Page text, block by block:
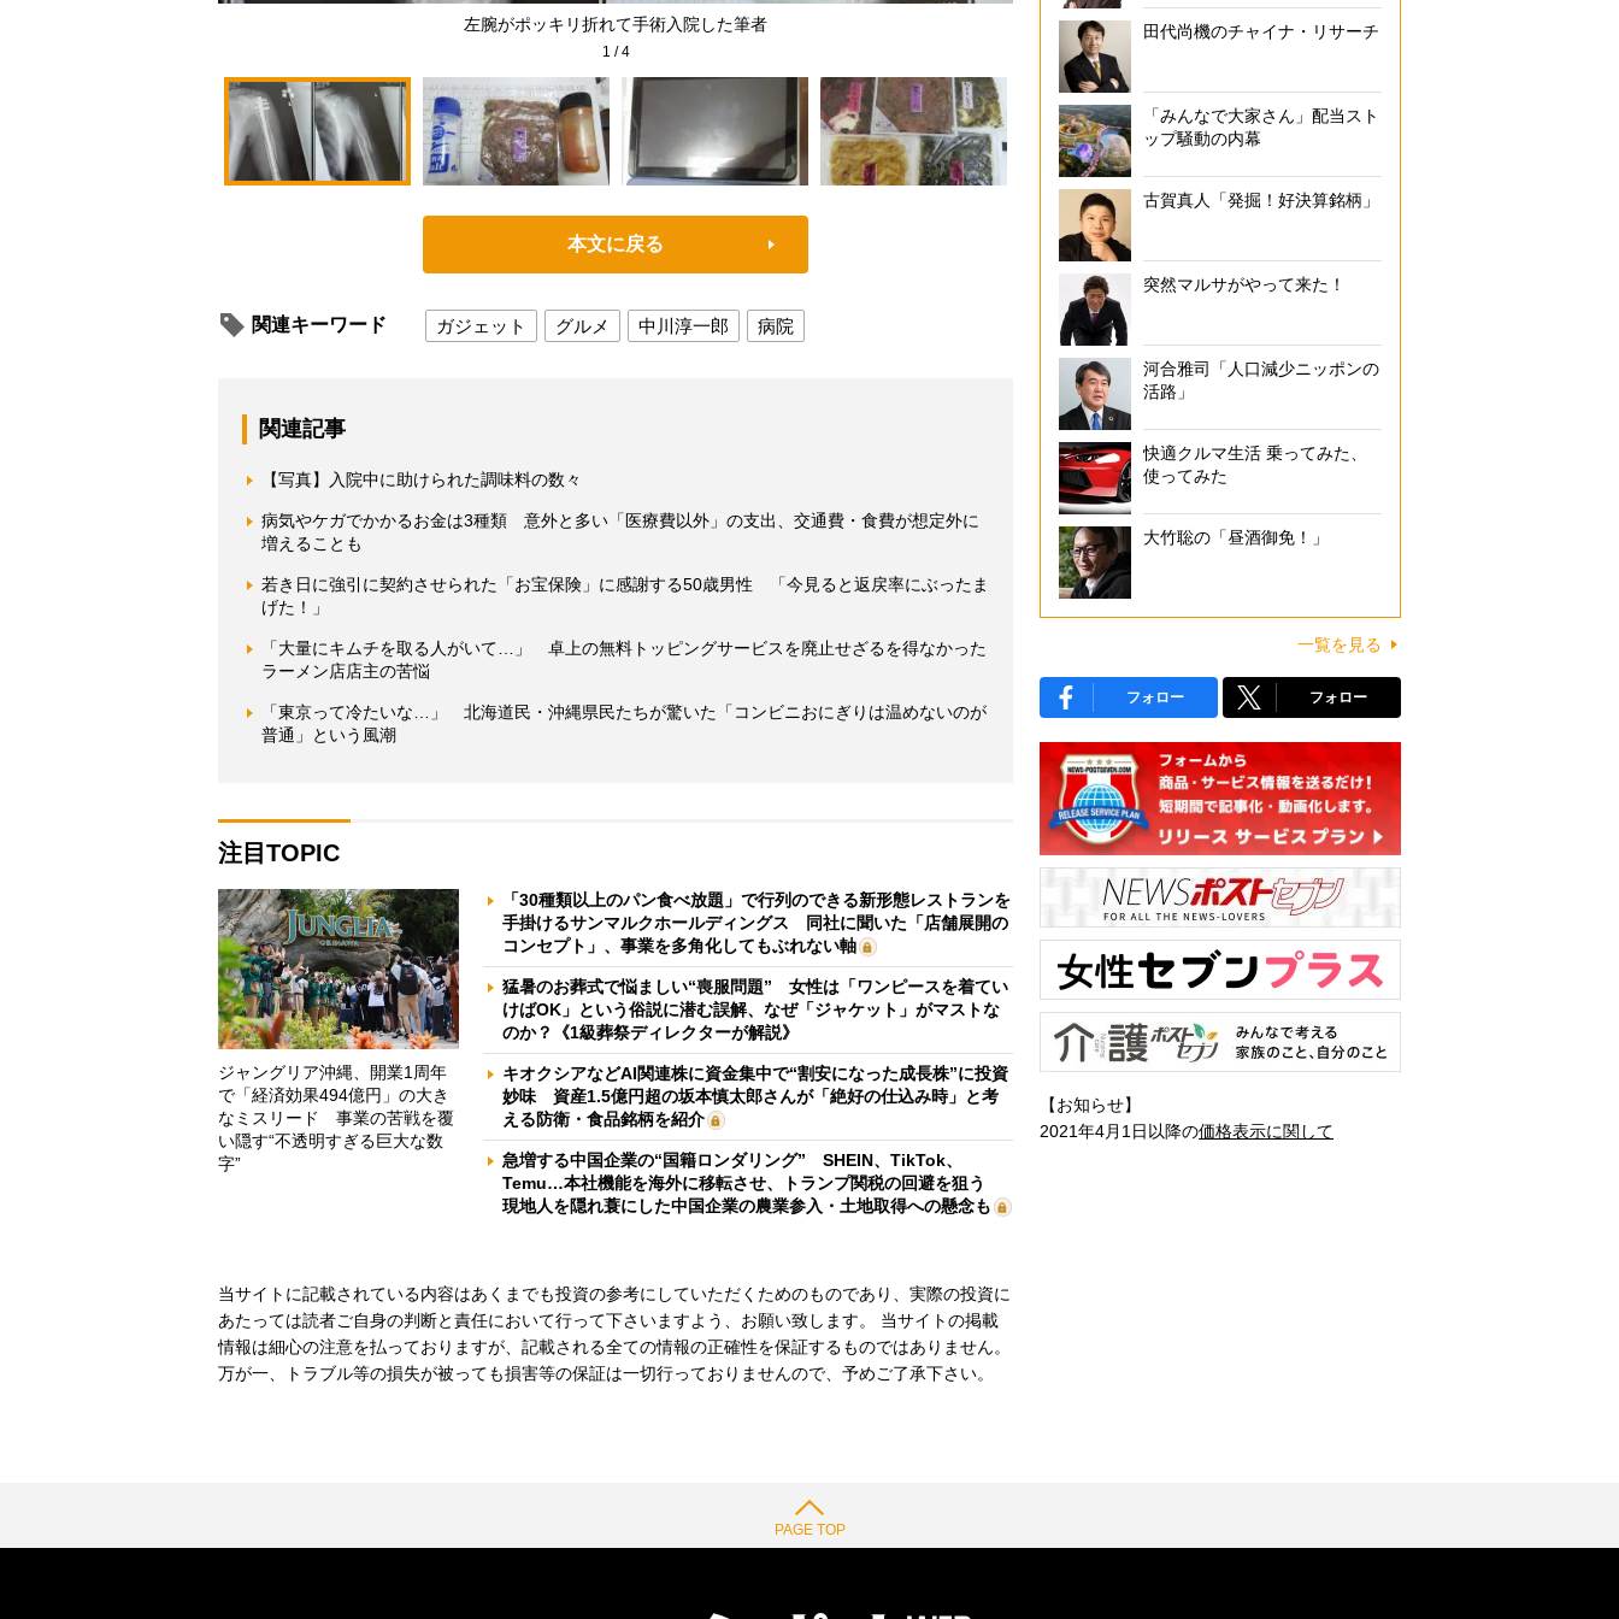
左腕がポッキリ折れて手術入院した筆者 入院中に助けられた調味料の数々
1 /4
本文に戻る
関連キーワード ガジェット グルメ 中川淳一郎 病院
関連記事
【写真】入院中に助けられた調味料の数々
病気やケガでかかるお金は3種類 意外と多い「医療費以外」の支出、交通費・食費が想定外に
増えることも
若き日に強引に契約させられた「お宝保険」に感謝する50歳男性 「今見ると返戻率にぶったま
げた！」
「大量にキムチを取る人がいて…」 卓上の無料トッピングサービスを廃止せざるを得なかった
ラーメン店店主の苦悩
「東京って冷たいな…」 北海道民・沖縄県民たちが驚いた「コンビニおにぎりは温めないのが
普通」という風潮
注目TOPIC
ジャングリア沖縄、開業1周年
で「経済効果494億円」の大き
なミスリード 事業の苦戦を覆
い隠す“不透明すぎる巨大な数
字”
「30種類以上のパン食べ放題」で行列のできる新形態レストランを
手掛けるサンマルクホールディングス 同社に聞いた「店舗展開の
コンセプト」、事業を多角化してもぶれない軸
猛暑のお葬式で悩ましい“喪服問題” 女性は「ワンピースを着てい
けばOK」という俗説に潜む誤解、なぜ「ジャケット」がマストな
のか？《1級葬祭ディレクターが解説》
キオクシアなどAI関連株に資金集中で“割安になった成長株”に投資
妙味 資産1.5億円超の坂本慎太郎さんが「絶好の仕込み時」と考
える防衛・食品銘柄を紹介
急増する中国企業の“国籍ロンダリング” SHEIN、TikTok、
Temu…本社機能を海外に移転させ、トランプ関税の回避を狙う
現地人を隠れ蓑にした中国企業の農業参入・土地取得への懸念も
当サイトに記載されている内容はあくまでも投資の参考にしていただくためのものであり、実際の投資に
あたっては読者ご自身の判断と責任において行って下さいますよう、お願い致します。 当サイトの掲載
情報は細心の注意を払っておりますが、記載される全ての情報の正確性を保証するものではありません。
万が一、トラブル等の損失が被っても損害等の保証は一切行っておりませんので、予めご了承下さい。
田代尚機のチャイナ・リサーチ
「みんなで大家さん」配当スト
ップ騒動の内幕
古賀真人「発掘！好決算銘柄」
突然マルサがやって来た！
河合雅司「人口減少ニッポンの
活路」
快適クルマ生活 乗ってみた、
使ってみた
大竹聡の「昼酒御免！」
一覧を見る
フォロー フォロー
【お知らせ】
2021年4月1日以降の価格表示に関して
PAGE TOP